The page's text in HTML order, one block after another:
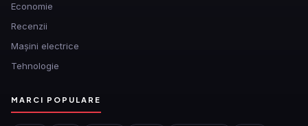
Economie
Recenzii
Mașini electrice
Tehnologie
MARCI POPULARE